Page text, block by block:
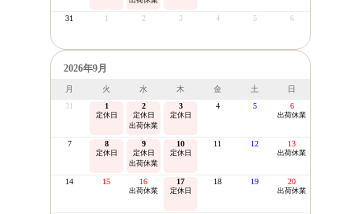
31 1 2 3 4 5 6
2026年9月
月 火 水 木 金 土
日
31
1
定休日
2
定休日
出荷休業
3
定休日
4 5 6
出荷休業
7 8
定休日
9
定休日
出荷休業
10
定休日
11 12 13
出荷休業
14 15 16
出荷休業
17
定休日
18 19 20
出荷休業